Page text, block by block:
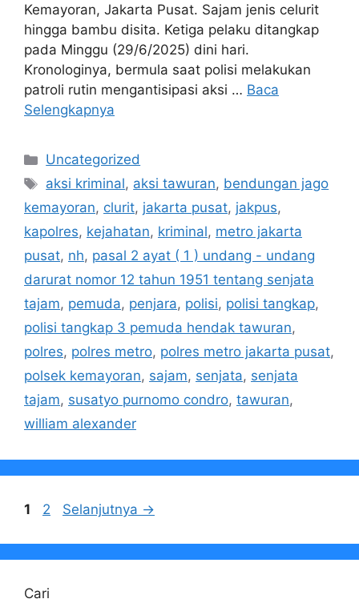
Kemayoran, Jakarta Pusat. Sajam jenis celurit
hingga bambu disita. Ketiga pelaku ditangkap
pada Minggu (29/6/2025) dini hari.
Kronologinya, bermula saat polisi melakukan
patroli rutin mengantisipasi aksi … Baca
Selengkapnya
Kategori
Uncategorized
Tag
aksi kriminal, aksi tawuran, bendungan jago
kemayoran, clurit, jakarta pusat, jakpus,
kapolres, kejahatan, kriminal, metro jakarta
pusat, nh, pasal 2 ayat ( 1 ) undang - undang
darurat nomor 12 tahun 1951 tentang senjata
tajam, pemuda, penjara, polisi, polisi tangkap,
polisi tangkap 3 pemuda hendak tawuran,
polres, polres metro, polres metro jakarta pusat,
polsek kemayoran, sajam, senjata, senjata
tajam, susatyo purnomo condro, tawuran,
william alexander
Halaman
1 Halaman
2 Selanjutnya →
Cari